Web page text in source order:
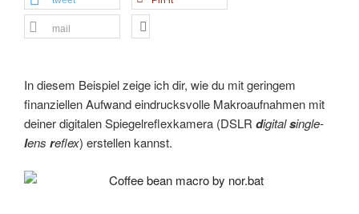
mail
In diesem Beispiel zeige ich dir, wie du mit geringem
finanziellen Aufwand eindrucksvolle Makroaufnahmen mit
deiner digitalen Spiegelreflexkamera (DSLR digitalsingle-
lens reflex) erstellen kannst.